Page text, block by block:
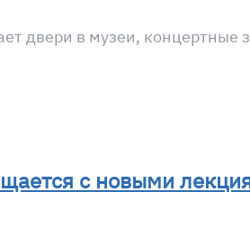
двери в музеи, концертные
с новыми